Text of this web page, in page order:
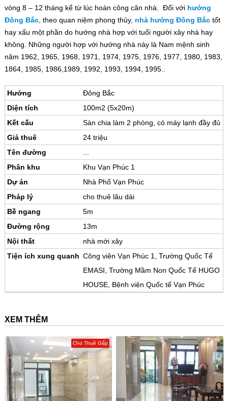
vòng 8 – 12 tháng kể từ lúc hoàn công căn nhà. Đối với hướng
Đông Bắc, theo quan niệm phong thủy, nhà hướng Đông Bắctốt
hay xấu một phần do hướng nhà hợp với tuổi người xây nhà hay
không. Những người hợp với hướng nhà này là Nam mệnh sinh
năm 1962, 1965, 1968, 1971, 1974, 1975, 1976, 1977, 1980, 1983,
1864, 1985, 1986,1989, 1992, 1993, 1994, 1995..
Hướng
Đông Bắc
Diện tích
100m2 (5x20m)
Kết cấu
Sàn chia làm 2 phòng, có máy lạnh đầy đủ
Giá thuê
24 triệu
Tên đường
Phân khu
Khu Vạn Phúc 1
Dự án
Nhà Phố Vạn Phúc
Pháp lý
cho thuê lâu dài
Bề ngang
5m
Đường rộng
13m
Nội thất
nhà mới xây
Tiện ích xung quanh Công viên Vạn Phúc 1, Trường Quốc Tế
EMASI, Trường Mầm Non Quốc Tế HUGO
HOUSE, Bệnh viện Quốc tế Vạn Phúc
XEM THÊM
Cho Thuê Gấp